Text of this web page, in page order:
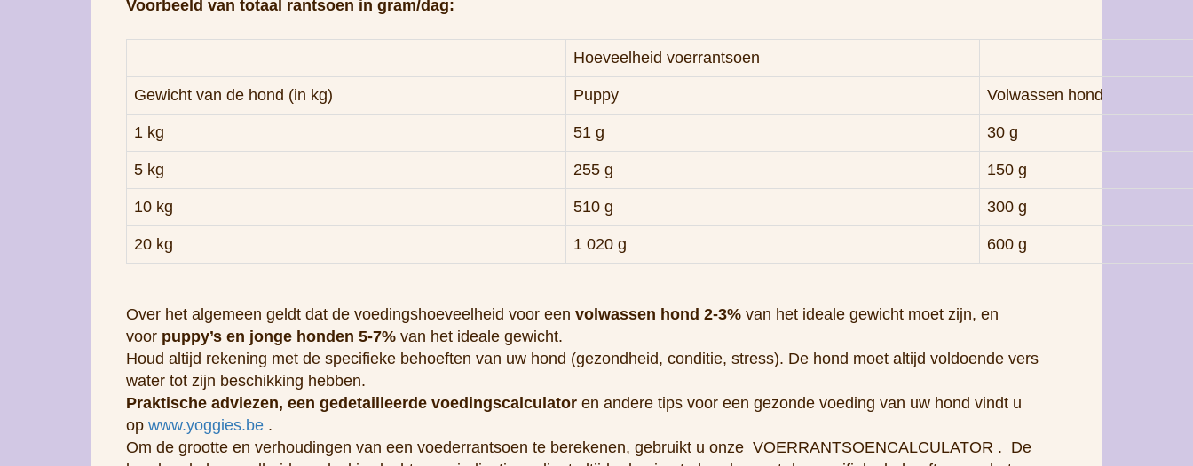
255 g
10 kg 510 g 300 g
20 kg 1 020 g 600 g
Over het algemeen geldt dat de voedingshoeveelheid voor een volwassen hond 2-3%
van het ideale gewicht moet zijn, en
voorpuppy’s en jonge honden 5-7%van het ideale gewicht.
Houd altijd rekening met de specifieke behoeften van uw hond (gezondheid, conditie, stress). De hond moet altijd voldoende vers
opwww.yoggies.be .
Om de grootte en verhoudingen van een voederrantsoen te berekenen, gebruikt u onze VOERRANTSOENCALCULATOR . De
berekende hoeveelheid voedsel is slechts een indicatie, u dient altijd rekening te houden met de specifieke behoeften van het
individu! Als u niet zeker weet of uw menu correct is samengesteld,
Hoe creëer je een uitgebalanceerde BARF:De aanbevolen verhouding vlees en bijgerechten in een uitgebalanceerd Yoggies
BARF-rantsoen is 80% vlees en botten en 20% bijgerechten (wij raden Yoggies BARF+ bijgerechten aan ). Zo ontstaat een
uitgebalanceerd hondenvoer.